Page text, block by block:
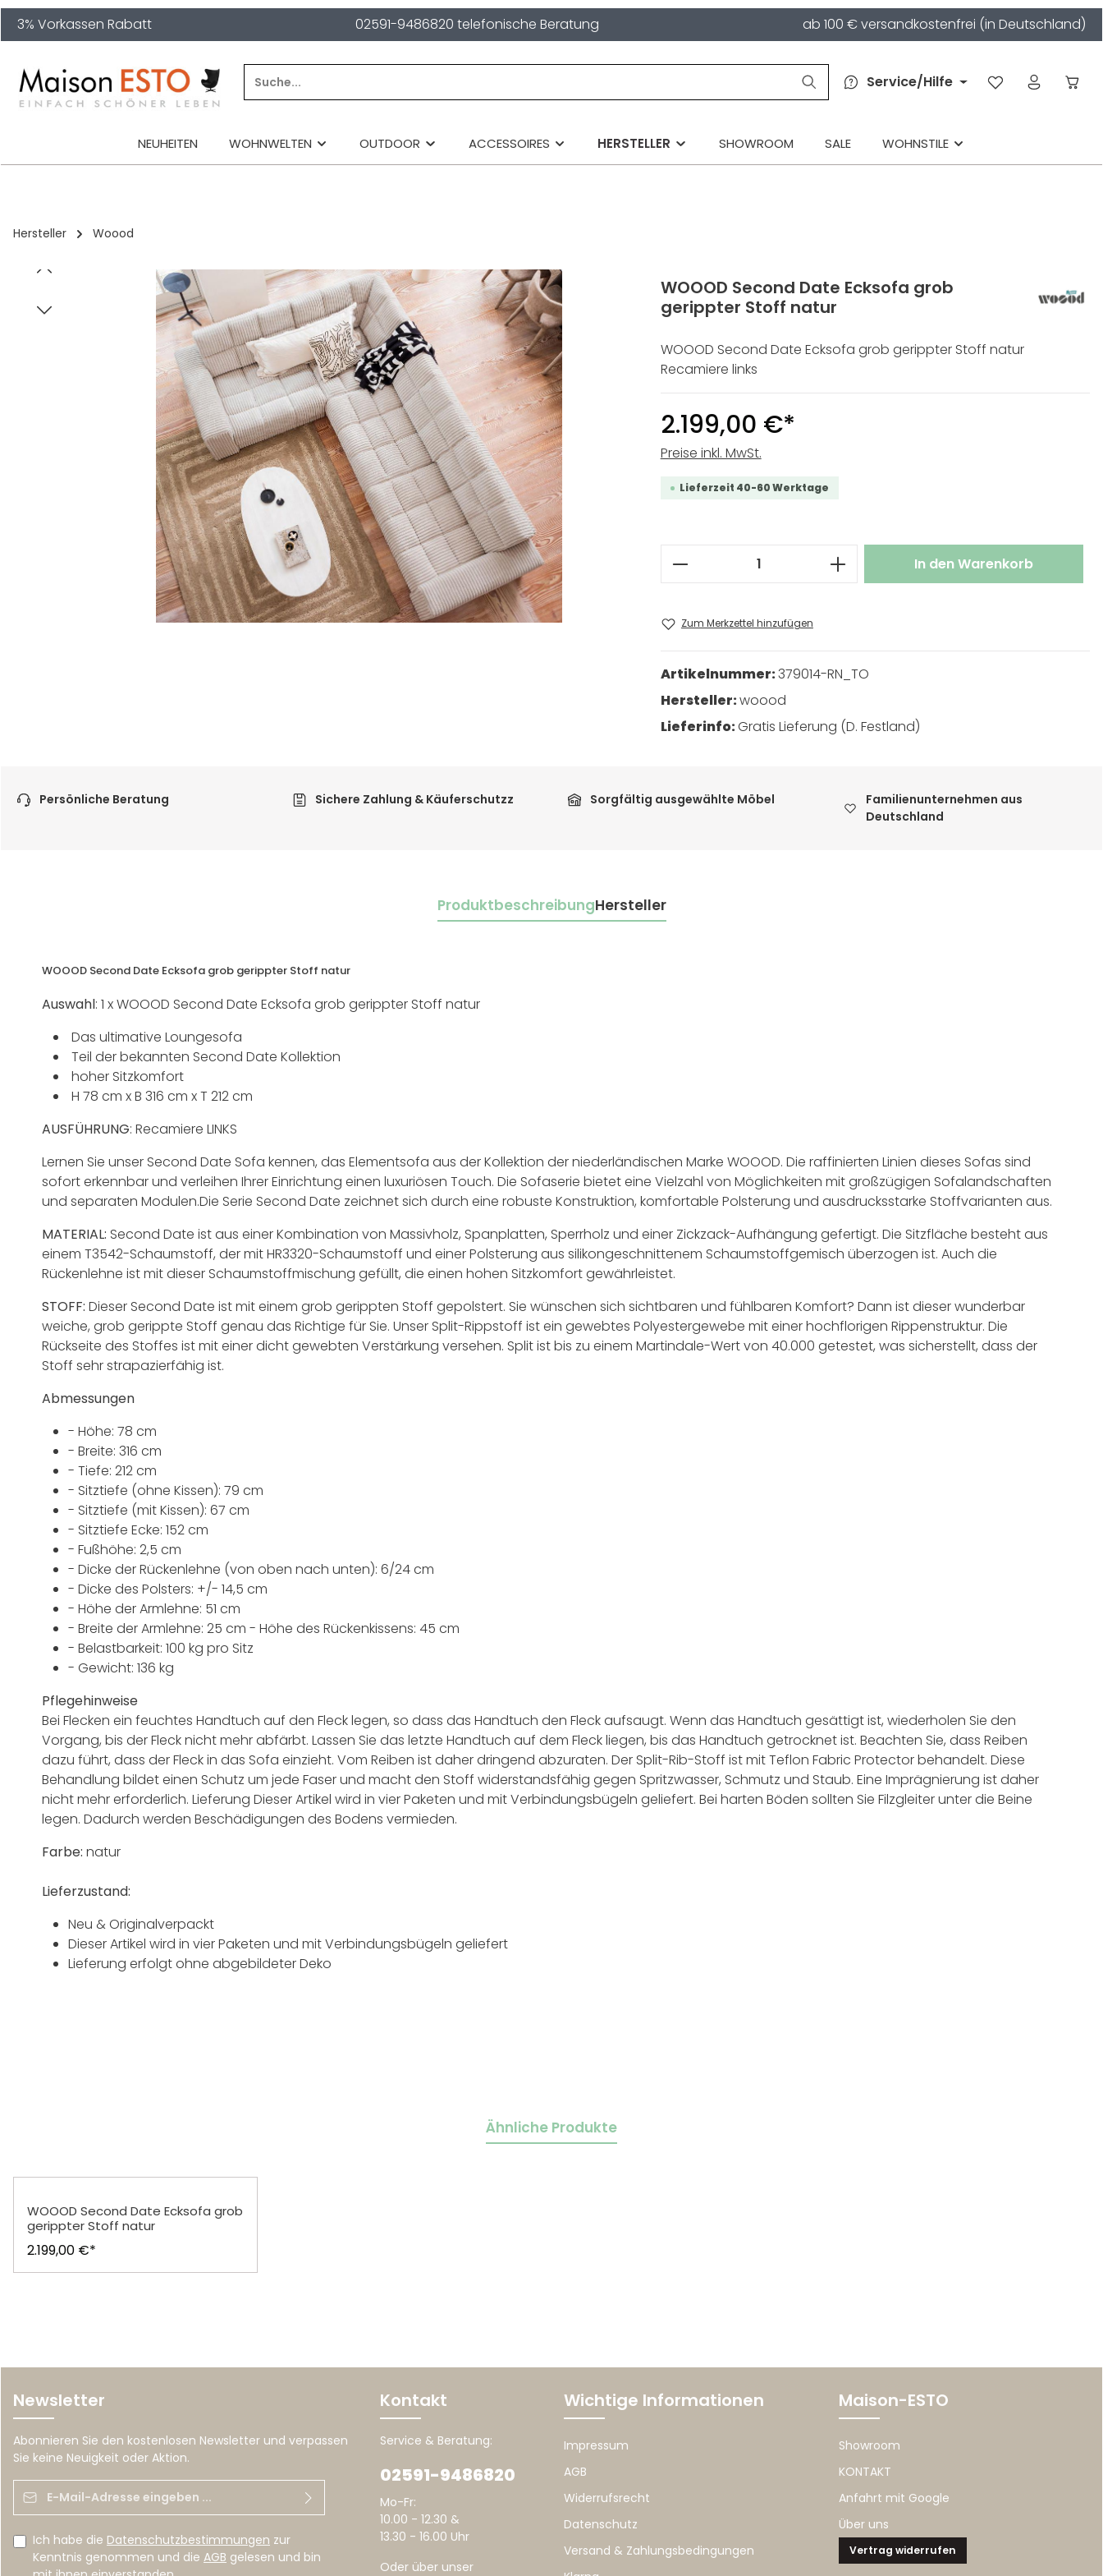
Zur Hauptnavigation springen
3% Vorkassen Rabatt 02591-9486820 telefonische Beratung ab 100 € versandkostenfrei (in Deutschland)
Service/Hilfe
NEUHEITEN WOHNWELTEN OUTDOOR ACCESSOIRES HERSTELLER SHOWROOM SALE WOHNSTILE
Hersteller Woood
Bildergalerie überspringen
WOOOD Second Date Ecksofa grob
gerippter Stoff natur
WOOOD Second Date Ecksofa grob gerippter Stoff natur
Recamiere links
2.199,00 €*
Preise inkl. MwSt.
Lieferzeit 40-60 Werktage
Produkt Anzahl: Gib den gewünschten
In den Warenkorb
Zum Merkzettel hinzufügen
Artikelnummer:379014-RN_TO
Hersteller:woood
Lieferinfo:Gratis Lieferung (D. Festland)
Persönliche Beratung Sichere Zahlung & Käuferschutzz Sorgfältig ausgewählte Möbel
Familienunternehmen aus
Deutschland
ProduktbeschreibungHersteller
WOOOD Second Date Ecksofa grob gerippter Stoff natur
Auswahl: 1 x WOOOD Second Date Ecksofa grob gerippter Stoff natur
Das ultimative Loungesofa
Teil der bekannten Second Date Kollektion
hoher Sitzkomfort
H 78 cm x B 316 cm x T 212 cm
AUSFÜHRUNG: Recamiere LINKS
Lernen Sie unser Second Date Sofa kennen, das Elementsofa aus der Kollektion der niederländischen Marke WOOOD. Die raffinierten Linien dieses Sofas sind
sofort erkennbar und verleihen Ihrer Einrichtung einen luxuriösen Touch. Die Sofaserie bietet eine Vielzahl von Möglichkeiten mit großzügigen Sofalandschaften
und separaten Modulen.Die Serie Second Date zeichnet sich durch eine robuste Konstruktion, komfortable Polsterung und ausdrucksstarke Stoffvarianten aus.
MATERIAL: Second Date ist aus einer Kombination von Massivholz, Spanplatten, Sperrholz und einer Zickzack-Aufhängung gefertigt. Die Sitzfläche besteht aus
einem T3542-Schaumstoff, der mit HR3320-Schaumstoff und einer Polsterung aus silikongeschnittenem Schaumstoffgemisch überzogen ist. Auch die
Rückenlehne ist mit dieser Schaumstoffmischung gefüllt, die einen hohen Sitzkomfort gewährleistet.
STOFF: Dieser Second Date ist mit einem grob gerippten Stoff gepolstert. Sie wünschen sich sichtbaren und fühlbaren Komfort? Dann ist dieser wunderbar
weiche, grob gerippte Stoff genau das Richtige für Sie. Unser Split-Rippstoff ist ein gewebtes Polyestergewebe mit einer hochflorigen Rippenstruktur. Die
Rückseite des Stoffes ist mit einer dicht gewebten Verstärkung versehen. Split ist bis zu einem Martindale-Wert von 40.000 getestet, was sicherstellt, dass der
Stoff sehr strapazierfähig ist.
Abmessungen
- Höhe: 78 cm
- Breite: 316 cm
- Tiefe: 212 cm
- Sitztiefe (ohne Kissen): 79 cm
- Sitztiefe (mit Kissen): 67 cm
- Sitztiefe Ecke: 152 cm
- Fußhöhe: 2,5 cm
- Dicke der Rückenlehne (von oben nach unten): 6/24 cm
- Dicke des Polsters: +/- 14,5 cm
- Höhe der Armlehne: 51 cm
- Breite der Armlehne: 25 cm - Höhe des Rückenkissens: 45 cm
- Belastbarkeit: 100 kg pro Sitz
- Gewicht: 136 kg
Pflegehinweise
Bei Flecken ein feuchtes Handtuch auf den Fleck legen, so dass das Handtuch den Fleck aufsaugt. Wenn das Handtuch gesättigt ist, wiederholen Sie den
Vorgang, bis der Fleck nicht mehr abfärbt. Lassen Sie das letzte Handtuch auf dem Fleck liegen, bis das Handtuch getrocknet ist. Beachten Sie, dass Reiben
dazu führt, dass der Fleck in das Sofa einzieht. Vom Reiben ist daher dringend abzuraten. Der Split-Rib-Stoff ist mit Teflon Fabric Protector behandelt. Diese
Behandlung bildet einen Schutz um jede Faser und macht den Stoff widerstandsfähig gegen Spritzwasser, Schmutz und Staub. Eine Imprägnierung ist daher
nicht mehr erforderlich. Lieferung Dieser Artikel wird in vier Paketen und mit Verbindungsbügeln geliefert. Bei harten Böden sollten Sie Filzgleiter unter die Beine
legen. Dadurch werden Beschädigungen des Bodens vermieden.
Farbe: natur
Lieferzustand:
Neu & Originalverpackt
Dieser Artikel wird in vier Paketen und mit Verbindungsbügeln geliefert
Lieferung erfolgt ohne abgebildeter Deko
Ähnliche Produkte
WOOOD Second Date Ecksofa grob
gerippter Stoff natur
2.199,00 €*
Newsletter
Abonnieren Sie den kostenlosen Newsletter und verpassen
Sie keine Neuigkeit oder Aktion.
Ich habe die Datenschutzbestimmungen zur
Kenntnis genommen und die AGB gelesen und bin
Kontakt
Service & Beratung:
02591-9486820
Mo-Fr:
10.00 - 12.30 &
13.30 - 16.00 Uhr
Oder über unser
Wichtige Informationen
Impressum
AGB
Widerrufsrecht
Datenschutz
Versand & Zahlungsbedingungen
Maison-ESTO
Showroom
KONTAKT
Anfahrt mit Google
Über uns
Vertrag widerrufen